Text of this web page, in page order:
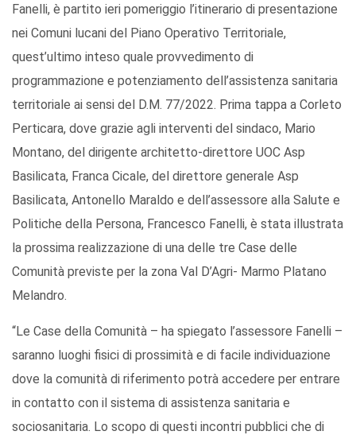
Fanelli, è partito ieri pomeriggio l’itinerario di presentazione
nei Comuni lucani del Piano Operativo Territoriale,
quest’ultimo inteso quale provvedimento di
programmazione e potenziamento dell’assistenza sanitaria
territoriale ai sensi del D.M. 77/2022. Prima tappa a Corleto
Perticara, dove grazie agli interventi del sindaco, Mario
Montano, del dirigente architetto-direttore UOC Asp
Basilicata, Franca Cicale, del direttore generale Asp
Basilicata, Antonello Maraldo e dell’assessore alla Salute e
Politiche della Persona, Francesco Fanelli, è stata illustrata
la prossima realizzazione di una delle tre Case delle
Comunità previste per la zona Val D’Agri- Marmo Platano
Melandro.
“Le Case della Comunità – ha spiegato l’assessore Fanelli –
saranno luoghi fisici di prossimità e di facile individuazione
dove la comunità di riferimento potrà accedere per entrare
in contatto con il sistema di assistenza sanitaria e
sociosanitaria. Lo scopo di questi incontri pubblici che di